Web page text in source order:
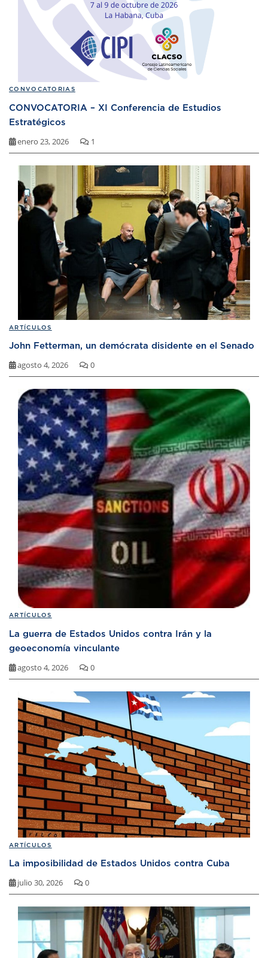
CONVOCATORIAS
CONVOCATORIA – XI Conferencia de Estudios
Estratégicos
enero 23, 2026 1
ARTÍCULOS
John Fetterman, un demócrata disidente en el Senado
agosto 4, 2026 0
ARTÍCULOS
La guerra de Estados Unidos contra Irán y la
geoeconomía vinculante
agosto 4, 2026 0
ARTÍCULOS
La imposibilidad de Estados Unidos contra Cuba
julio 30, 2026 0